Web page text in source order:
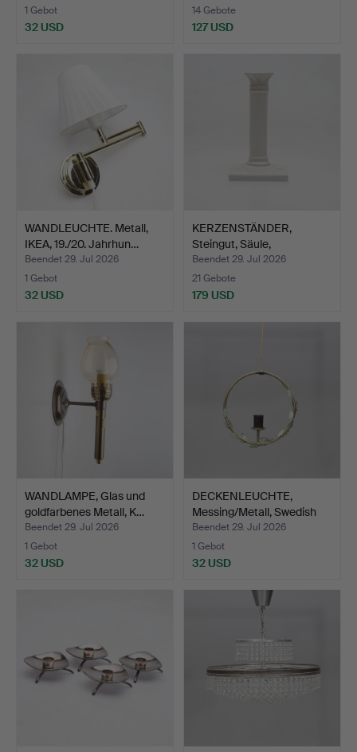
1 Gebot
32 USD
14 Gebote
127 USD
WANDLEUCHTE. Metall,
IKEA, 19./20. Jahrhun…
Beendet 29. Jul 2026
1 Gebot
32 USD
KERZENSTÄNDER,
Steingut, Säule,
Gustavsber…
Beendet 29. Jul 2026
21 Gebote
179 USD
WANDLAMPE, Glas und
goldfarbenes Metall, K…
Beendet 29. Jul 2026
1 Gebot
32 USD
DECKENLEUCHTE,
Messing/Metall, Swedish
Mod…
Beendet 29. Jul 2026
1 Gebot
32 USD